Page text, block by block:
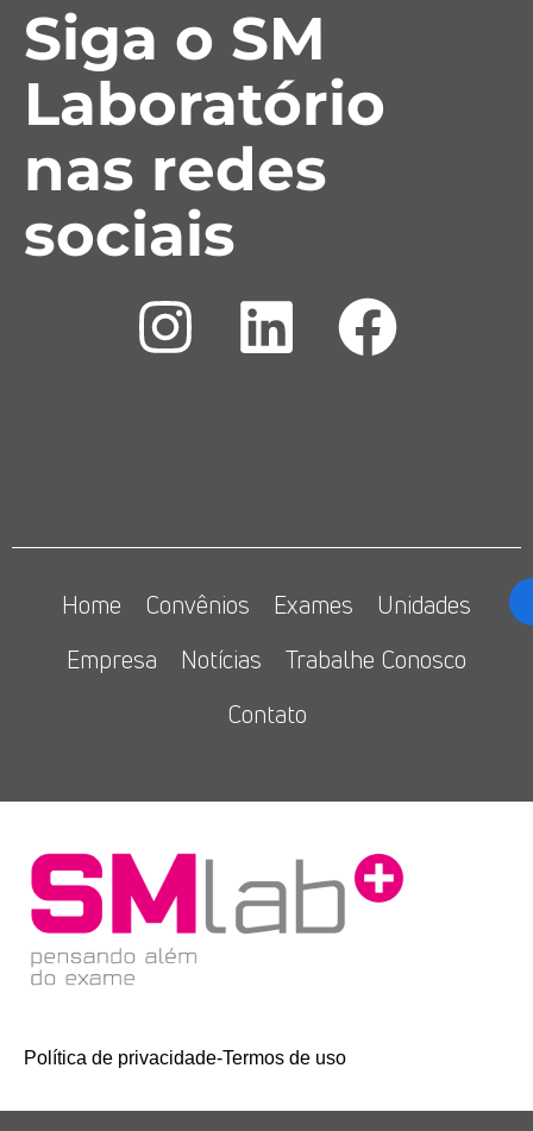
Siga o SM
Laboratório
nas redes
sociais
Home Convênios Exames
Unidades
Empresa
Notícias
Trabalhe Conosco
Contato
Política de privacidade-Termos de uso